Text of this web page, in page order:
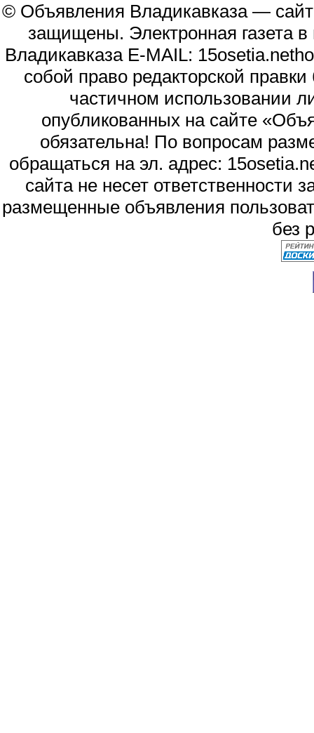
© Объявления Владикавказа —
защищены. Электронная газета
Владикавказа E-MAIL:
собой право редакторской
частичном использовании
опубликованных на сайте
обязательна! По вопросам
обращаться на эл. адрес:
сайта не несет
размещенные объявления
без